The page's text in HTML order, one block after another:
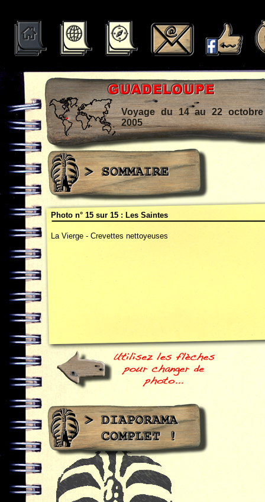
Voyage du 14 au 22 octobre
2005
Photo n° 15 sur 15 : Les Saintes
La Vierge - Crevettes nettoyeuses